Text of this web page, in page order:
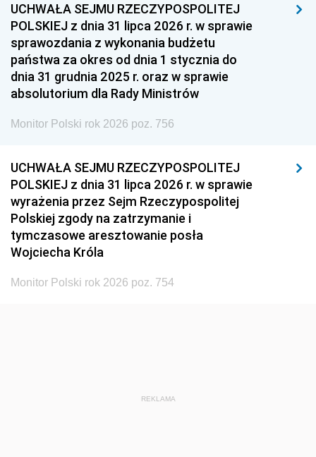
1939 1938 1937
1936 1930
UCHWAŁA SEJMU RZECZYPOSPOLITEJ
POLSKIEJ z dnia 31 lipca 2026 r. w sprawie
sprawozdania z wykonania budżetu
państwa za okres od dnia 1 stycznia do
dnia 31 grudnia 2025 r. oraz w sprawie
absolutorium dla Rady Ministrów
Monitor Polski rok 2026 poz. 756
UCHWAŁA SEJMU RZECZYPOSPOLITEJ
POLSKIEJ z dnia 31 lipca 2026 r. w sprawie
wyrażenia przez Sejm Rzeczypospolitej
Polskiej zgody na zatrzymanie i
tymczasowe aresztowanie posła
Wojciecha Króla
Monitor Polski rok 2026 poz. 754
REKLAMA